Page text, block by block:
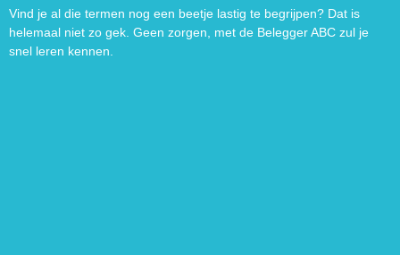
Vind je al die termen nog een beetje lastig te begrijpen? Dat is
helemaal niet zo gek. Geen zorgen, met de Belegger ABC zul je
snel leren kennen.
Zoek
naar:
Zoekknop